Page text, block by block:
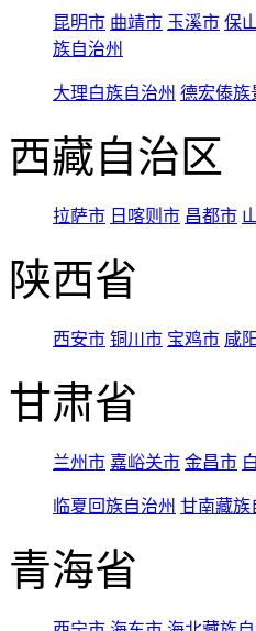
昆明市 曲靖市 玉溪市 保
族自治州
大理白族自治州 德宏傣族
西藏自治区
拉萨市 日喀则市 昌都市
陕西省
西安市 铜川市 宝鸡市 咸
甘肃省
兰州市 嘉峪关市 金昌市
临夏回族自治州 甘南藏族
青海省